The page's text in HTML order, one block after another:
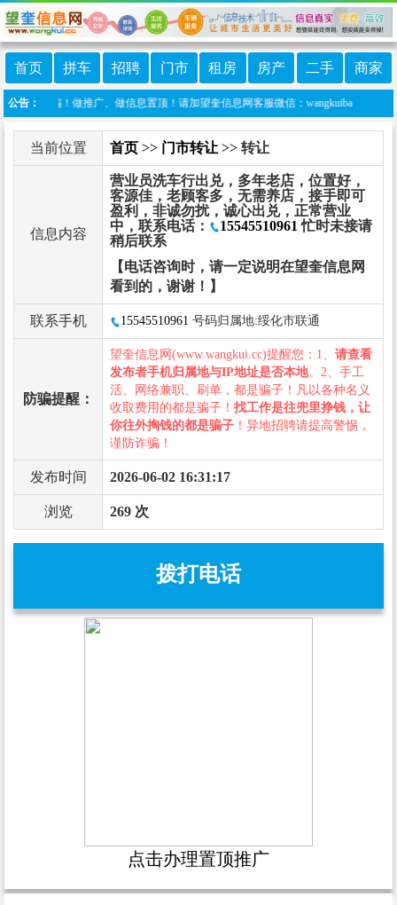
首页 拼车 招聘 门市 租房 房产 二手 商家
公告：
防诈骗！做推广、做信息置顶！请加望奎信息网客服微信：wangkuiba
当前位置 首页 >> 门市转让 >> 转让
信息内容
营业员洗车行出兑，多年老店，位置好，
客源佳，老顾客多，无需养店，接手即可
盈利，非诚勿扰，诚心出兑，正常营业
中，联系电话：
15545510961 忙时未接请
稍后联系
【电话咨询时，请一定说明在望奎信息网
看到的，谢谢！】
联系手机 15545510961 号码归属地:绥化市联通
防骗提醒：
望奎信息网(www.wangkui.cc)提醒您：1、 请查看
发布者手机归属地与IP地址是否本地。2、手工
活、网络兼职、刷单，都是骗子！凡以各种名义
收取费用的都是骗子！ 找工作是往兜里挣钱，让
你往外掏钱的都是骗子 ！异地招聘请提高警惕，
谨防诈骗！
发布时间 2026-06-02 16:31:17
浏览 269 次
拨打电话
点击办理置顶推广